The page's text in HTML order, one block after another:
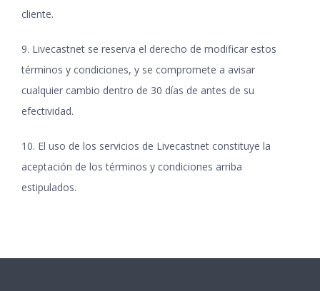
cliente.
9. Livecastnet se reserva el derecho de modificar estos
términos y condiciones, y se compromete a avisar
cualquier cambio dentro de 30 días de antes de su
efectividad.
10. El uso de los servicios de Livecastnet constituye la
aceptación de los términos y condiciones arriba
estipulados.